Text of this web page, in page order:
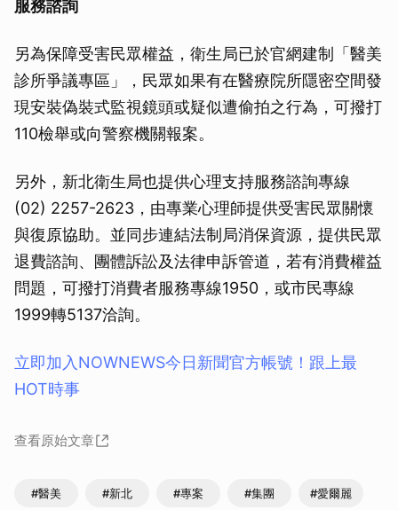
服務諮詢
另為保障受害民眾權益，衛生局已於官網建制「醫美
診所爭議專區」，民眾如果有在醫療院所隱密空間發
現安裝偽裝式監視鏡頭或疑似遭偷拍之行為，可撥打
110檢舉或向警察機關報案。
另外，新北衛生局也提供心理支持服務諮詢專線
(02) 2257-2623，由專業心理師提供受害民眾關懷
與復原協助。並同步連結法制局消保資源，提供民眾
退費諮詢、團體訴訟及法律申訴管道，若有消費權益
問題，可撥打消費者服務專線1950，或市民專線
1999轉5137洽詢。
立即加入NOWNEWS今⽇新聞官⽅帳號！跟上最
HOT時事
查看原始文章
#醫美 #新北 #專案 #集團 #愛爾麗